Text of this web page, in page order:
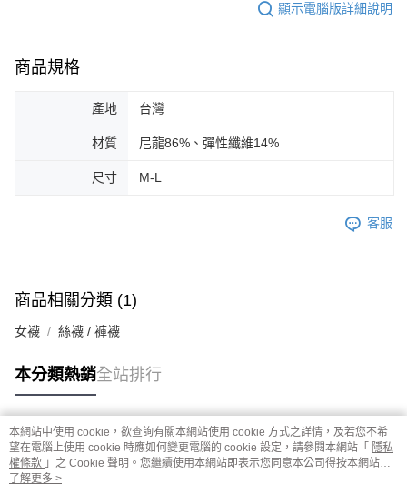
顯示電腦版詳細說明
商品規格
產地 台灣
材質 尼龍86%、彈性纖維14%
尺寸 M-L
客服
商品相關分類 (1)
女襪 絲襪 / 褲襪
本分類熱銷全站排行
熱門標籤
本網站中使用 cookie，欲查詢有關本網站使用 cookie 方式之詳情，及若您不希
望在電腦上使用 cookie 時應如何變更電腦的 cookie 設定，請參閱本網站「 隱私
權條款 」之 Cookie 聲明。您繼續使用本網站即表示您同意本公司得按本網站使
用條款之 Cookie 聲明使用 cookie。
了解更多 >